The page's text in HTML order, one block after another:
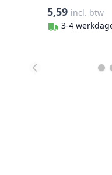
5,59 incl. btw
3-4